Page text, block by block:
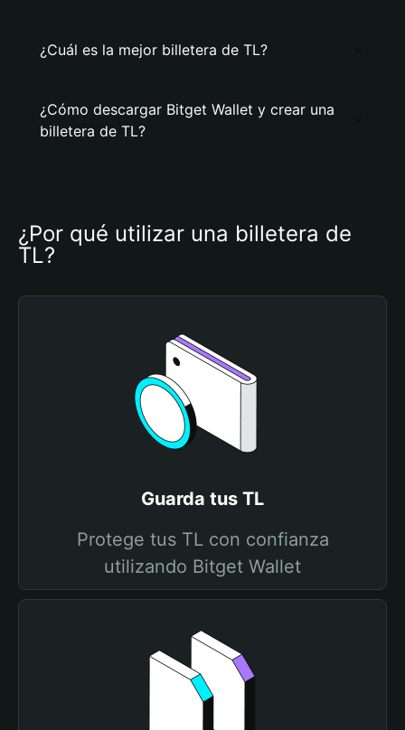
¿Cuál es la mejor billetera de TL?
¿Cómo descargar Bitget Wallet y crear una
billetera de TL?
¿Por qué utilizar una billetera de
TL?
Guarda tus TL
Protege tus TL con confianza
utilizando Bitget Wallet